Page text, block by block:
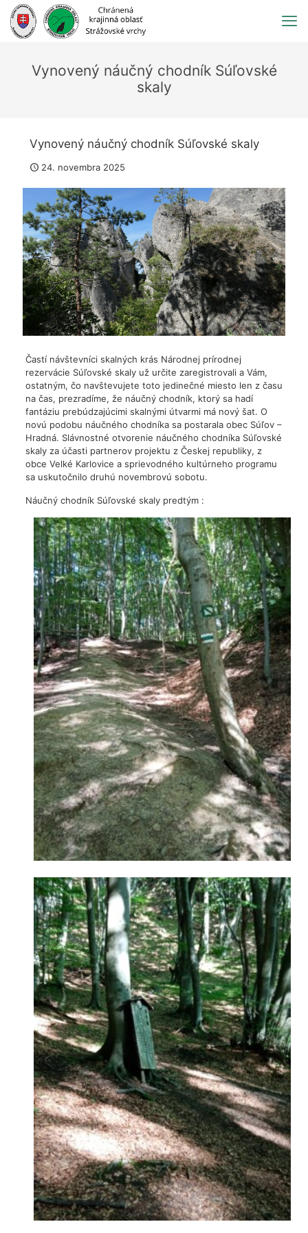
Prejsť
obsah
Vynovený náučný chodník Súľovské
skaly
Vynovený náučný chodník Súľovské skaly
24. novembra 2025
Častí návštevníci skalných krás Národnej prírodnej
rezervácie Súľovské skaly už určite zaregistrovali a Vám,
ostatným, čo navštevujete toto jedinečné miesto len z času
na čas, prezradíme, že náučný chodník, ktorý sa hadí
fantáziu prebúdzajúcimi skalnými útvarmi má nový šat. O
novú podobu náučného chodníka sa postarala obec Súľov –
Hradná. Slávnostné otvorenie náučného chodníka Súľovské
skaly za účasti partnerov projektu z Českej republiky, z
obce Velké Karlovice a sprievodného kultúrneho programu
sa uskutočnilo druhú novembrovú sobotu.
Náučný chodník Súľovské skaly predtým :